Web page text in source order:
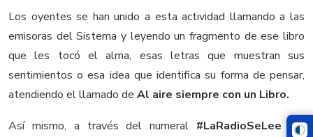
Los oyentes se han unido a esta actividad llamando a las
emisoras del Sistema y leyendo un fragmento de ese libro
que les tocó el alma, esas letras que muestran sus
sentimientos o esa idea que identifica su forma de pensar,
atendiendo el llamado de Al aire siempre con un Libro.
Así mismo, a través del numeral #LaRadioSeLee los